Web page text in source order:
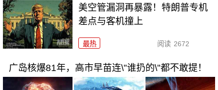
美空管漏洞再暴露！特朗普专机
差点与客机撞上
最热 阅读 2672
广岛核爆81年，高市早苗连\"谁扔的\"都不敢提！